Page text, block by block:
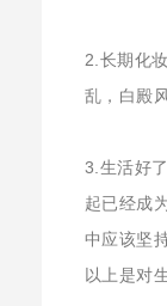
2.长期化
乱，白殿
3.生活好
起已经成
中应该坚
以上是对